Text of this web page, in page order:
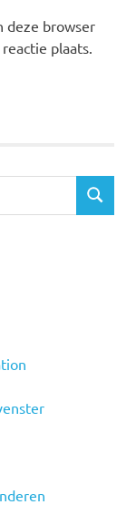
deze browser
plaats.
ZOEKEN